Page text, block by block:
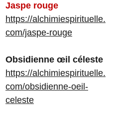
Jaspe rouge
https://alchimiespirituelle.
com/jaspe-rouge
Obsidienne œil céleste
https://alchimiespirituelle.
com/obsidienne-oeil-
celeste